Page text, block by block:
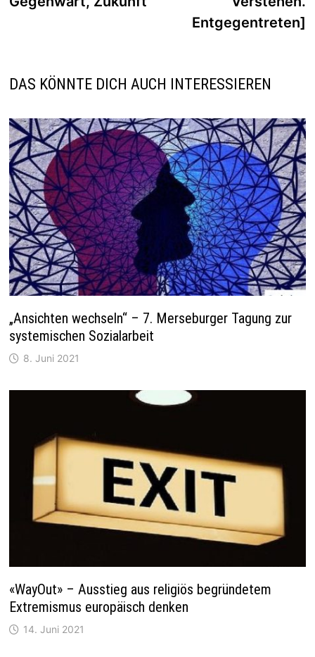
Entgegentreten]
DAS KÖNNTE DICH AUCH INTERESSIEREN
„Ansichten wechseln“ – 7. Merseburger Tagung zur
systemischen Sozialarbeit
8. Juni 2021
«WayOut» – Ausstieg aus religiös begründetem
Extremismus europäisch denken
14. Juni 2021